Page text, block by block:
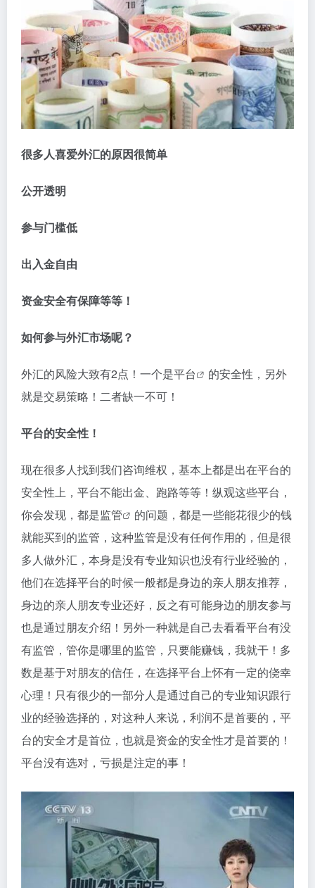
很多人喜爱外汇的原因很简单
公开透明
参与门槛低
出入金自由
资金安全有保障等等！
如何参与外汇市场呢？
外汇的风险大致有2点！一个是平台
的安全性，另外
就是交易策略！二者缺一不可！
平台的安全性！
现在很多人找到我们咨询维权，基本上都是出在平台的
安全性上，平台不能出金、跑路等等！纵观这些平台，
你会发现，都是监管
的问题，都是一些能花很少的钱
就能买到的监管，这种监管是没有任何作用的，但是很
多人做外汇，本身是没有专业知识也没有行业经验的，
他们在选择平台的时候一般都是身边的亲人朋友推荐，
身边的亲人朋友专业还好，反之有可能身边的朋友参与
也是通过朋友介绍！另外一种就是自己去看看平台有没
有监管，管你是哪里的监管，只要能赚钱，我就干！多
数是基于对朋友的信任，在选择平台上怀有一定的侥幸
心理！只有很少的一部分人是通过自己的专业知识跟行
业的经验选择的，对这种人来说，利润不是首要的，平
台的安全才是首位，也就是资金的安全性才是首要的！
平台没有选对，亏损是注定的事！